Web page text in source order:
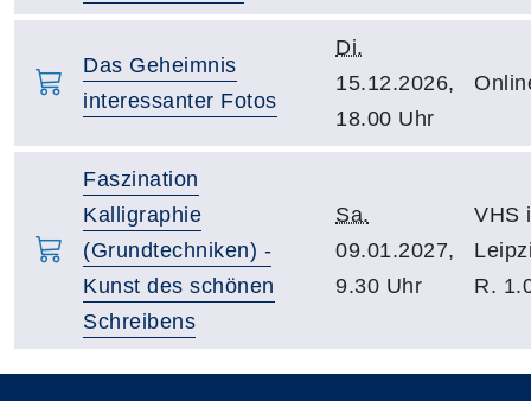
Das Geheimnis
interessanter Fotos
Di.
15.12.2026,
18.00 Uhr
Faszination
Kalligraphie
(Grundtechniken) -
Kunst des schönen
Schreibens
Sa.
09.01.2027,
9.30 Uhr
VHS
R.